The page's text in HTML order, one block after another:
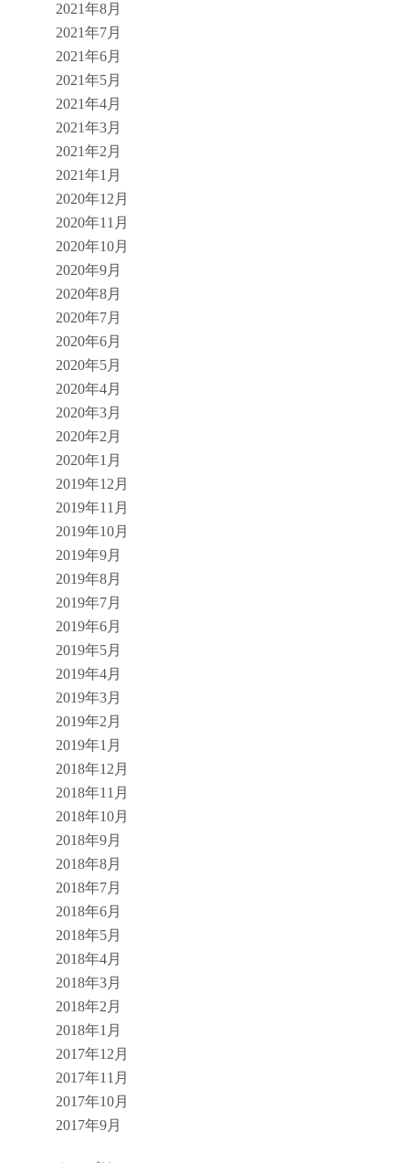
2021年8月
2021年7月
2021年6月
2021年5月
2021年4月
2021年3月
2021年2月
2021年1月
2020年12月
2020年11月
2020年10月
2020年9月
2020年8月
2020年7月
2020年6月
2020年5月
2020年4月
2020年3月
2020年2月
2020年1月
2019年12月
2019年11月
2019年10月
2019年9月
2019年8月
2019年7月
2019年6月
2019年5月
2019年4月
2019年3月
2019年2月
2019年1月
2018年12月
2018年11月
2018年10月
2018年9月
2018年8月
2018年7月
2018年6月
2018年5月
2018年4月
2018年3月
2018年2月
2018年1月
2017年12月
2017年11月
2017年10月
2017年9月